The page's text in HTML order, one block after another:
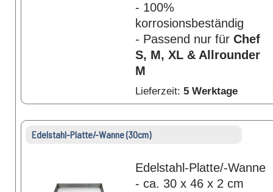
- 100%
korrosionsbeständig
- Passend nur für Chef
S, M, XL & Allrounder
M
Lieferzeit: 5 Werktage
Edelstahl-Platte/-Wanne (30cm)
Edelstahl-Platte/-Wanne
- ca. 30 x 46 x 2 cm